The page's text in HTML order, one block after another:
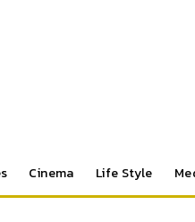
Cinema Life Style